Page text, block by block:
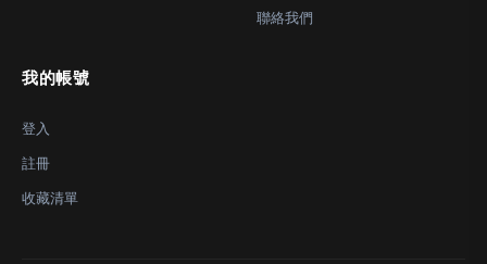
聯絡我們
我的帳號
登入
註冊
收藏清單